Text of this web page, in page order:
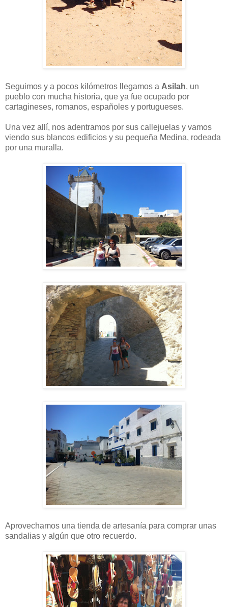
Seguimos y a pocos kilómetros llegamos a Asilah, un
pueblo con mucha historia, que ya fue ocupado por
cartagineses, romanos, españoles y portugueses.
Una vez allí, nos adentramos por sus callejuelas y vamos
viendo sus blancos edificios y su pequeña Medina, rodeada
por una muralla.
Aprovechamos una tienda de artesanía para comprar unas
sandalias y algún que otro recuerdo.